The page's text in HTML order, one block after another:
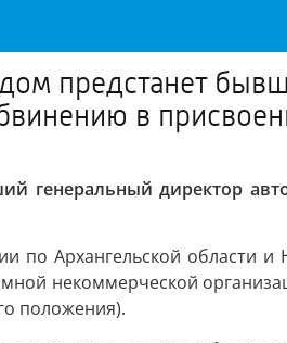
предстанет
в
генеральный директор
по Архангельской области
некоммерческой
положения).